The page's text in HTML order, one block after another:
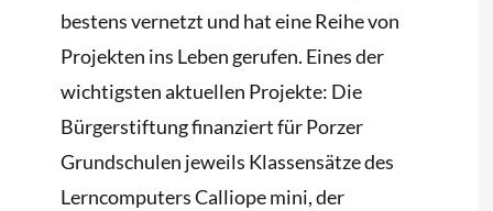
bestens vernetzt und hat eine Reihe von
Projekten ins Leben gerufen. Eines der
wichtigsten aktuellen Projekte: Die
Bürgerstiftung finanziert für Porzer
Grundschulen jeweils Klassensätze des
Lerncomputers Calliope mini, der